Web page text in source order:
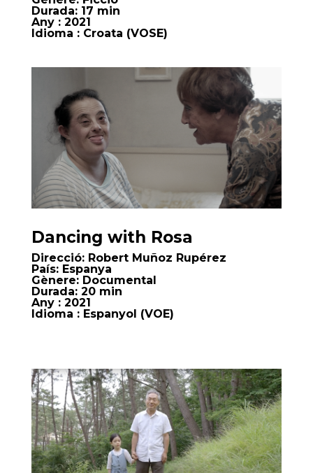
Durada:17 min
Any: 2021
Idioma : Croata (VOSE)
Dancing with Rosa
Direcció:Robert Muñoz Rupérez
País:Espanya
Gènere:Documental
Durada:20 min
Any: 2021
Idioma : Espanyol (VOE)